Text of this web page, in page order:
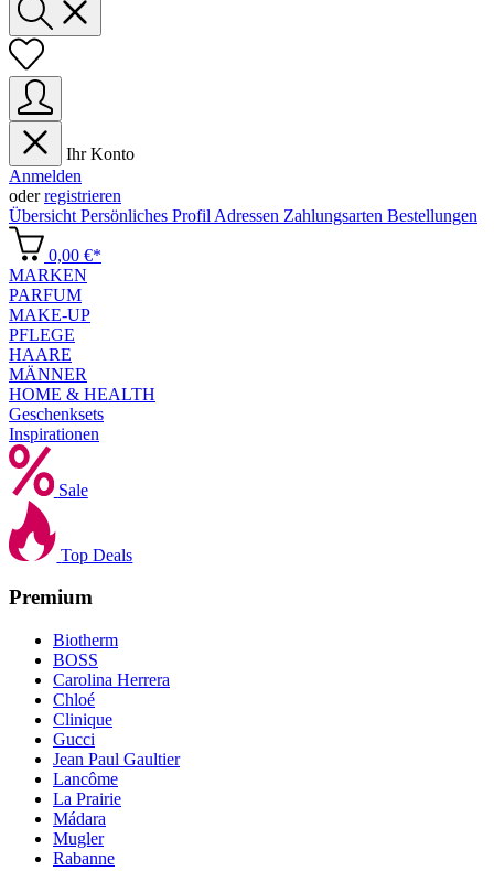
Ihr Konto
Anmelden
oderregistrieren
Übersicht Persönliches Profil Adressen Zahlungsarten Bestellungen
0,00 €*
MARKEN
PARFUM
MAKE-UP
PFLEGE
HAARE
MÄNNER
HOME & HEALTH
Geschenksets
Inspirationen
Sale
Top Deals
Premium
Biotherm
BOSS
Carolina Herrera
Chloé
Clinique
Gucci
Jean Paul Gaultier
Lancôme
La Prairie
Mádara
Mugler
Rabanne